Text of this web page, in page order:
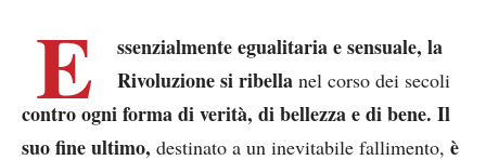
E
ssenzialmente egualitaria e sensuale, la
Rivoluzione si ribella nel corso dei secoli
contro ogni forma di verità, di bellezza e di bene. Il
suo fine ultimo, destinato a un inevitabile fallimento, è